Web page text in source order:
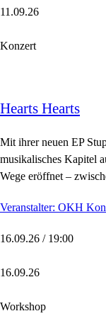
11.09.26
Konzert
Hearts Hearts
Mit ihrer neuen EP
musikalisches Kapitel
Wege eröffnet –
Veranstalter: OKH
16.09.26 / 19:00
16.09.26
Workshop